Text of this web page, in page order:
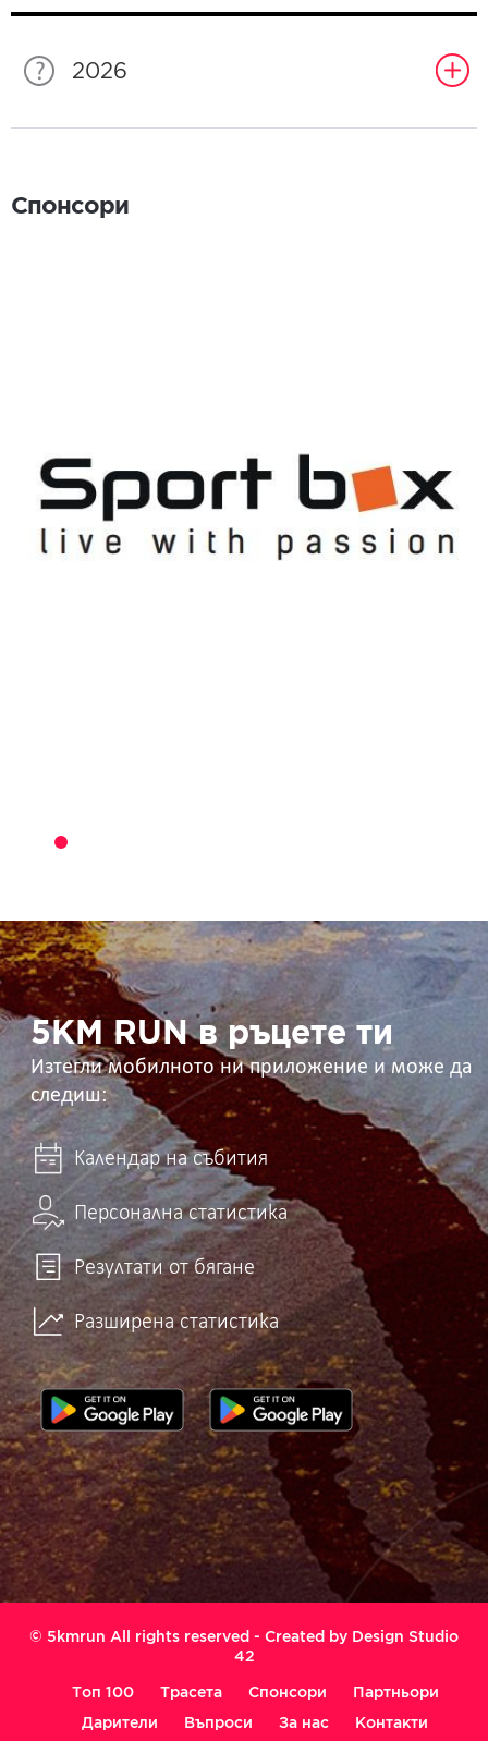
2026
Спонсори
5KM
RUN
в
ръцете
ти 5KM RUN в ръцете ти
Изтегли мобилното ни приложение и може да
следиш:
Календар на събития
Персонална статистика
Резултати от бягане
Разширена статистика
© 5kmrun All rights reserved - Created by Design Studio
42
Топ 100 Трасета Спонсори
Партньори
Дарители
Въпроси За нас Контакти